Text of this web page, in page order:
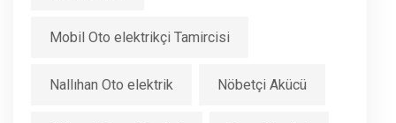
Mobil Oto elektrikçi Tamircisi
Nallıhan Oto elektrik Nöbetçi Akücü